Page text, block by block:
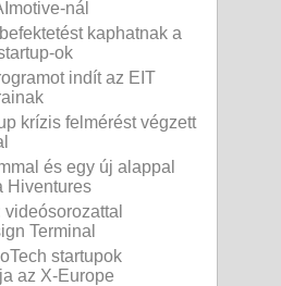
nál
kaphatnak a
ok
indít az EIT
krízis felmérést végzett
és egy új alappal
Hiventures
Terminal
startupok
az X-Europe